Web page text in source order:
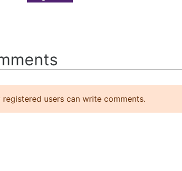
registered users can write comments.